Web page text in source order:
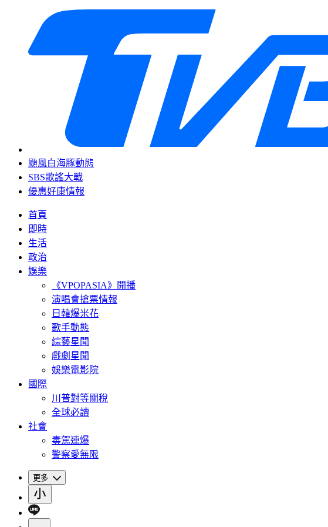
颱風白海豚動態
SBS歌謠大戰
優惠好康情報
首頁
即時
生活
政治
娛樂
《VPOPASIA》開播
演唱會搶票情報
日韓爆米花
歌手動態
綜藝星聞
戲劇星聞
娛樂電影院
國際
川普對等關稅
全球必讀
社會
毒駕連爆
警察愛無限
更多